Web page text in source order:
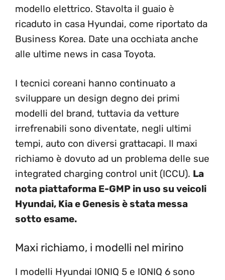
modello elettrico. Stavolta il guaio è
ricaduto in casa Hyundai, come riportato da
Business Korea. Date una occhiata anche
alle ultime news in casa Toyota.
I tecnici coreani hanno continuato a
sviluppare un design degno dei primi
modelli del brand, tuttavia da vetture
irrefrenabili sono diventate, negli ultimi
tempi, auto con diversi grattacapi. Il maxi
richiamo è dovuto ad un problema delle sue
integrated charging control unit (ICCU). La
nota piattaforma E-GMP in uso su veicoli
Hyundai, Kia e Genesis è stata messa
sotto esame.
Maxi richiamo, i modelli nel mirino
I modelli Hyundai IONIQ 5 e IONIQ 6 sono